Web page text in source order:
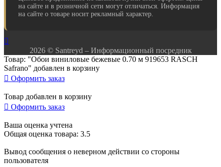
на сайте и в розничной сети могут отличаться. Информация
на сайте о товаре носит рекламный характер.

2026 © Santreyd – Информационный посредник
Товар: "Обои виниловые бежевые 0.70 м 919653 RASCH
Safrano" добавлен в корзину
 Оформить заказ
Товар добавлен в корзину
 Оформить заказ
Ваша оценка учтена
Общая оценка товара: 3.5
Вывод сообщения о неверном действии со стороны
пользователя